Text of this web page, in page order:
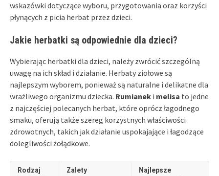
wskazówki dotyczące wyboru, przygotowania oraz korzyści
płynących z picia herbat przez dzieci.
Jakie herbatki są odpowiednie dla dzieci?
Wybierając herbatki dla dzieci, należy zwrócić szczególną
uwagę na ich skład i działanie. Herbaty ziołowe są
najlepszym wyborem, ponieważ są naturalne i delikatne dla
wrażliwego organizmu dziecka. Rumianek i melisa to jedne
z najczęściej polecanych herbat, które oprócz łagodnego
smaku, oferują także szereg korzystnych właściwości
zdrowotnych, takich jak działanie uspokajające i łagodzące
dolegliwości żołądkowe.
Rodzaj
Zalety
Najlepsze